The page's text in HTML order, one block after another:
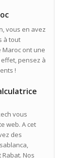
vous en avez
à tout
Maroc ont une
pensez à
!
vous
web. A cet
des
Nos